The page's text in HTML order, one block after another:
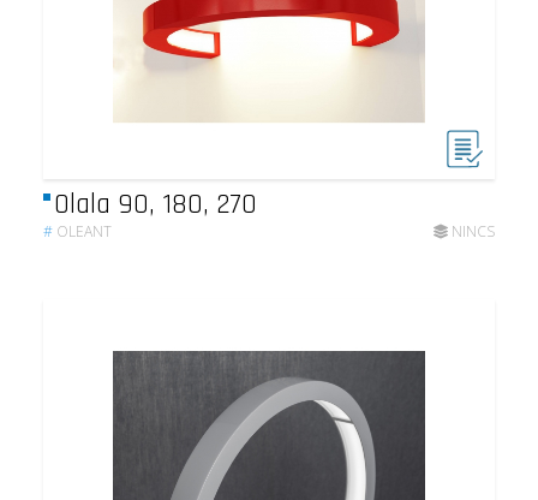
Olala 90, 180, 270
# OLEANT NINCS